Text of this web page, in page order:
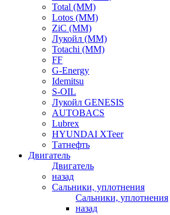
Total (ММ)
Lotos (ММ)
ZiC (ММ)
Лукойл (ММ)
Totachi (MM)
FF
G-Energy
Idemitsu
S-OIL
Лукойл GENESIS
AUTOBACS
Lubrex
HYUNDAI XTeer
Татнефть
Двигатель
Двигатель
назад
Сальники, уплотнения
Сальники, уплотнения
назад